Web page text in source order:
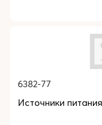
6382-77
Источники